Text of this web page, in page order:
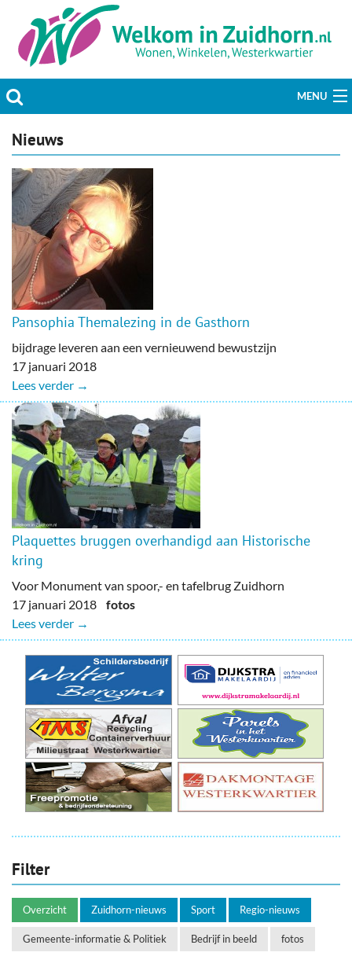
MENU
Actueel
Hobby & Vrije tijd
Welzijn & Maatschappij
Bedrijven
Prikbord & Aanbiedingen
Plaats bericht
Nieuws
Pansophia Themalezing in de Gasthorn
bijdrage leveren aan een vernieuwend bewustzijn
17 januari 2018
Lees verder →
Plaquettes bruggen overhandigd aan Historische
kring
Voor Monument van spoor,- en tafelbrug Zuidhorn
17 januari 2018 fotos
Lees verder →
Filter
Overzicht Zuidhorn-nieuws Sport Regio-nieuws
Gemeente-informatie & Politiek Bedrijf in beeld fotos